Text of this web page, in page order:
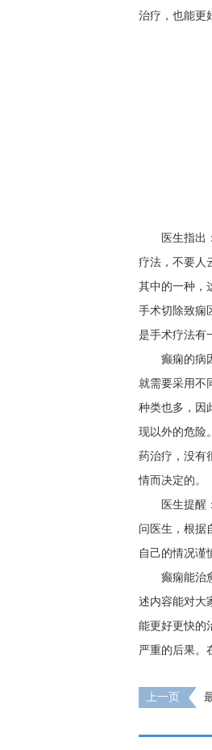
治疗，也能更
医生指出
疗法，不要人
其中的一种，
手术切除致痫
是手术疗法有
癫痫的病
就需要采用不
种类也多，因
现以外的危险
药治疗，没有
情而决定的。
医生提醒
问医生，根据
自己的情况谨
癫痫能治
述内容能对大
能更好更快的
严重的后果。
上一页